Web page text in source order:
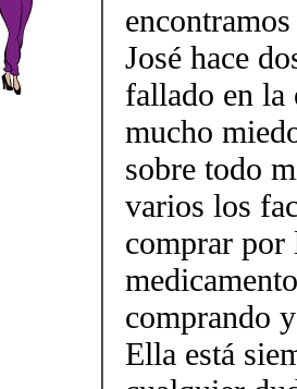
José hace
fallado en la
mucho
sobre todo
varios los
comprar por
comprando
Ella está